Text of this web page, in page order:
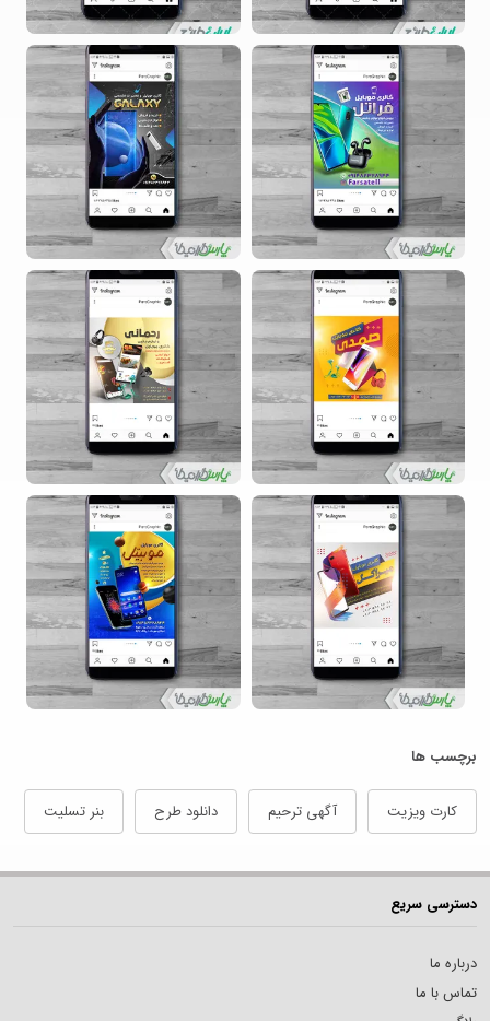
برچسب ها
کارت ویزیت آگهی ترحیم دانلود طرح بنر تسلیت
دسترسی سریع
درباره ما
تماس با ما